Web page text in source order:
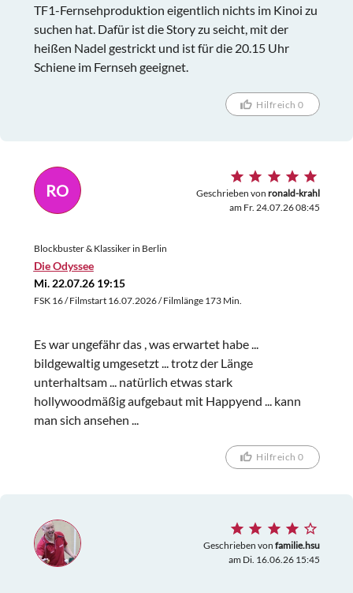
TF1-Fernsehproduktion eigentlich nichts im Kinoi zu
suchen hat. Dafür ist die Story zu seicht, mit der
heißen Nadel gestrickt und ist für die 20.15 Uhr
Schiene im Fernseh geeignet.
Hilfreich 0
RO Geschrieben von ronald-krahl
am Fr. 24.07.26 08:45
Blockbuster & Klassiker in Berlin
Die Odyssee
Mi. 22.07.26 19:15
FSK 16 / Filmstart 16.07.2026 / Filmlänge 173 Min.
Es war ungefähr das , was erwartet habe ...
bildgewaltig umgesetzt ... trotz der Länge
unterhaltsam ... natürlich etwas stark
hollywoodmäßig aufgebaut mit Happyend ... kann
man sich ansehen ...
Hilfreich 0
Geschrieben von familie.hsu
am Di. 16.06.26 15:45